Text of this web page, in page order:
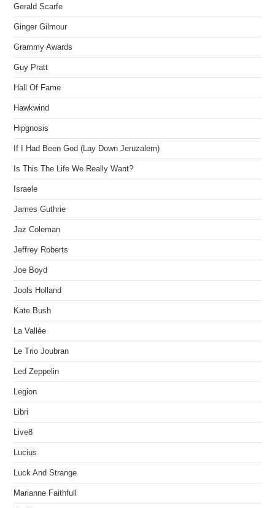
Gerald Scarfe
Ginger Gilmour
Grammy Awards
Guy Pratt
Hall Of Fame
Hawkwind
Hipgnosis
If I Had Been God (Lay Down Jeruzalem)
Is This The Life We Really Want?
Israele
James Guthrie
Jaz Coleman
Jeffrey Roberts
Joe Boyd
Jools Holland
Kate Bush
La Vallée
Le Trio Joubran
Led Zeppelin
Legion
Libri
Live8
Lucius
Luck And Strange
Marianne Faithfull